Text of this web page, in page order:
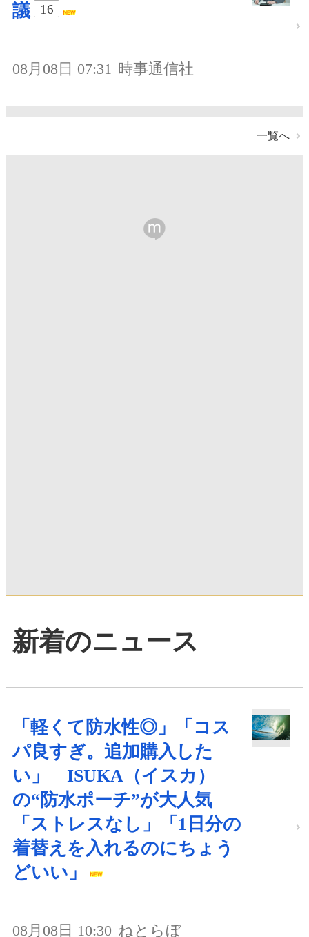
議
16
08月08日 07:31 時事通信社
一覧へ
新着のニュース
「軽くて防水性◎」「コス
パ良すぎ。追加購入した
い」 ISUKA（イスカ）
の“防水ポーチ”が大人気
「ストレスなし」「1日分の
着替えを入れるのにちょう
どいい」
08月08日 10:30 ねとらぼ